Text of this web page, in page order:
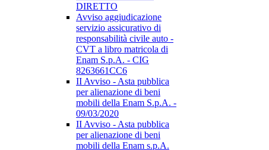
DIRETTO
Avviso aggiudicazione
servizio assicurativo di
responsabilità civile auto -
CVT a libro matricola di
Enam S.p.A. - CIG
8263661CC6
II Avviso - Asta pubblica
per alienazione di beni
mobili della Enam S.p.A. -
09/03/2020
II Avviso - Asta pubblica
per alienazione di beni
mobili della Enam s.p.A.